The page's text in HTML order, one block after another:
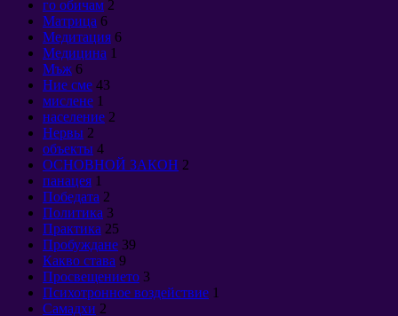
го обичам 2
Матрица 6
Медитация 6
Медицина 1
Мъж 6
Ние сме 43
мислене 1
население 2
Нервы 2
объекты 4
ОСНОВНОЙ ЗАКОН 2
панацея 1
Победата 2
Политика 3
Практика 25
Пробуждане 39
Какво става 9
Просвещението 3
Психотронное воздействие 1
Самадхи 2